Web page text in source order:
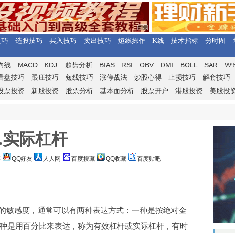
选股技巧 买入技巧 卖出技巧 短线操作 K线 技术指标 分时图
线 MACD KDJ 趋势分析 BIAS RSI OBV DMI BOLL SAR
盘技巧 跟庄技巧 短线技巧 涨停战法 炒股心得 止损技巧 解套技巧
票投资 新股投资 股票分析 基本面分析 股票开户 港股投资 美股投
实际杠杆
QQ好友 人人网 百度搜藏 QQ收藏 百度贴吧
感度，通常可以有两种表达方式：一种是按绝对金
是用百分比来表达，称为有效杠杆或实际杠杆，有时